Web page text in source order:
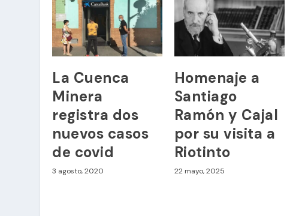
La Cuenca
Minera
registra dos
nuevos casos
de covid
3 agosto, 2020
Homenaje a
Santiago
Ramón y Cajal
por su visita a
Riotinto
22 mayo, 2025